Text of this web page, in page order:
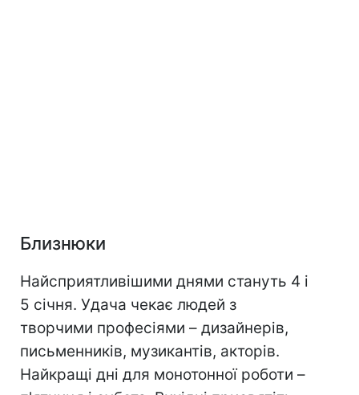
Близнюки
Найсприятливішими днями стануть 4 і
5 січня. Удача чекає людей з
творчими професіями – дизайнерів,
письменників, музикантів, акторів.
Найкращі дні для монотонної роботи –